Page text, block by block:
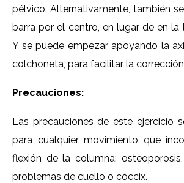
pélvico. Alternativamente, también
barra por el centro, en lugar de en la
Y se puede empezar apoyando la
colchoneta, para facilitar la
Precauciones:
Las precauciones de este ejercicio
para cualquier movimiento que
flexión de la columna:
problemas de cuello o cóccix.